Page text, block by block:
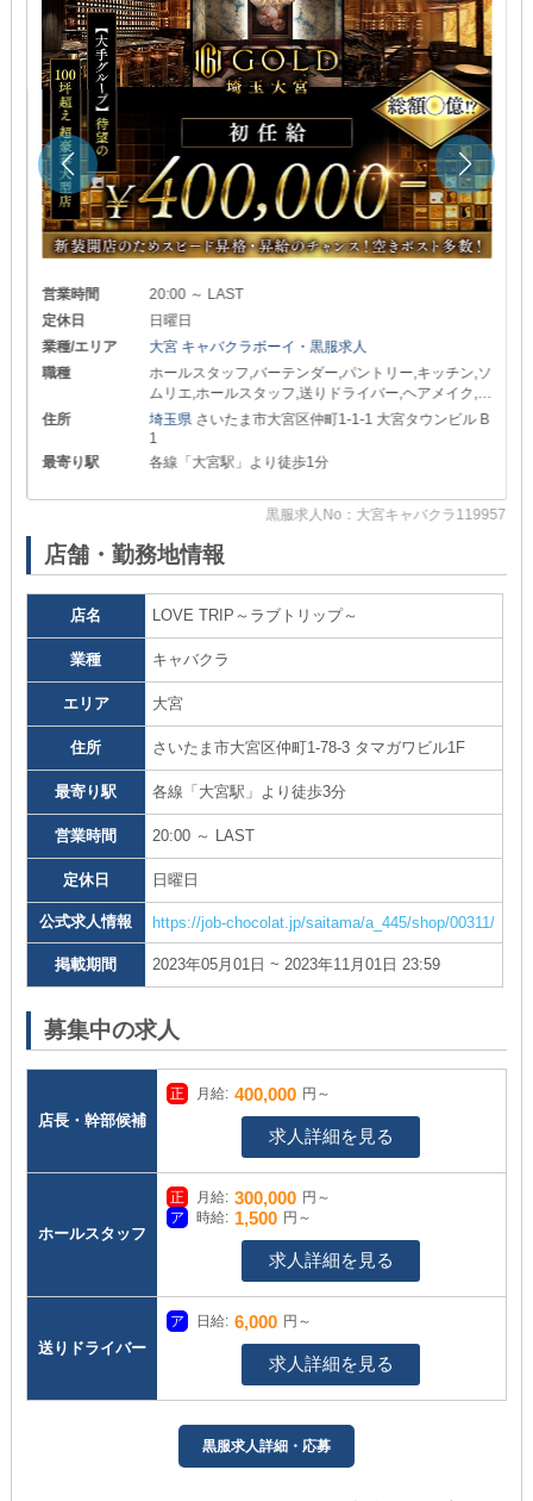
営業時間
20:00 ～ LAST
定休日
日曜日
業種/エリア
大宮 キャバクラボーイ・黒服求人
職種
ホールスタッフ,バーテンダー,パントリー,キッチン,ソ
ムリエ,ホールスタッフ,送りドライバー,ヘアメイク,w
ebデザイナー
住所 埼玉県 さいたま市大宮区仲町1-1-1 大宮タウンビル B
1
最寄り駅
各線「大宮駅」より徒歩1分
黒服求人No：大宮キャバクラ119957
店舗・勤務地情報
店名 LOVE TRIP～ラブトリップ～
業種 キャバクラ
エリア 大宮
住所 さいたま市大宮区仲町1-78-3 タマガワビル1F
最寄り駅 各線「大宮駅」より徒歩3分
営業時間 20:00 ～ LAST
定休日 日曜日
公式求人情報 https://job-chocolat.jp/saitama/a_445/shop/00311/
掲載期間 2023年05月01日 ~ 2023年11月01日 23:59
募集中の求人
店長・幹部候補
月給: 400,000 円～
求人詳細を見る
ホールスタッフ
月給: 300,000 円～
時給: 1,500 円～
求人詳細を見る
送りドライバー
日給: 6,000 円～
求人詳細を見る
黒服求人詳細・応募